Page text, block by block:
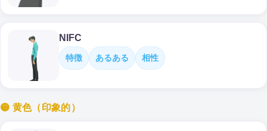
NIFC
特徴 あるある 相性
🟡 黄色（印象的）